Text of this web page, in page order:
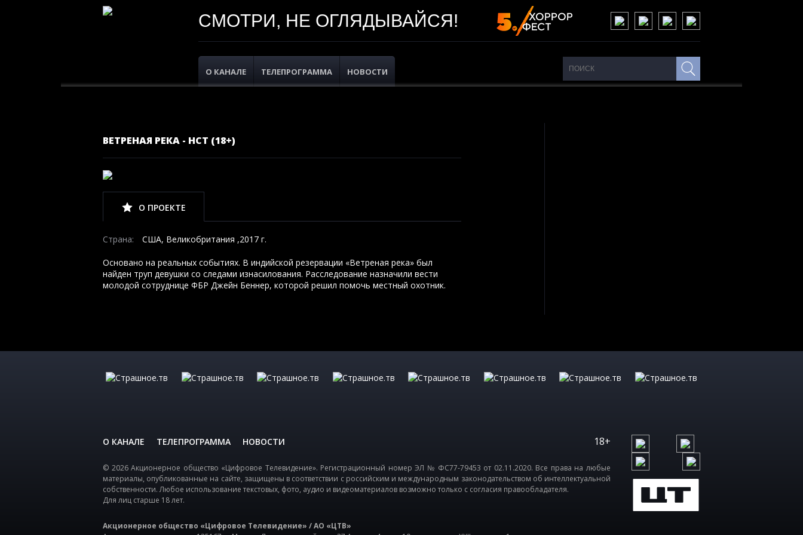
СМОТРИ, НЕ ОГЛЯДЫВАЙСЯ!
О КАНАЛЕ ТЕЛЕПРОГРАММА НОВОСТИ
ВЕТРЕНАЯ РЕКА - НСТ (18+)
О ПРОЕКТЕ
Страна: США, Великобритания ,2017 г.
Основано на реальных событиях. В индийской резервации «Ветреная река» был
найден труп девушки со следами изнасилования. Расследование назначили вести
молодой сотруднице ФБР Джейн Беннер, которой решил помочь местный охотник.
О КАНАЛЕ ТЕЛЕПРОГРАММА НОВОСТИ 18+
© 2026 Акционерное общество «Цифровое Телевидение». Регистрационный номер ЭЛ № ФС77-79453 от 02.11.2020. Все права на любые
материалы, опубликованные на сайте, защищены в соответствии с российским и международным законодательством об интеллектуальной
собственности. Любое использование текстовых, фото, аудио и видеоматериалов возможно только с согласия правообладателя.
Для лиц старше 18 лет.
Акционерное общество «Цифровое Телевидение» / АО «ЦТВ»